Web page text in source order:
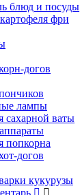
блюд и посуды
фри
догов
лампы
сахарной ваты
попкорна
догов
кукурузы